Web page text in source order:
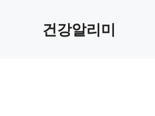
건강알리미